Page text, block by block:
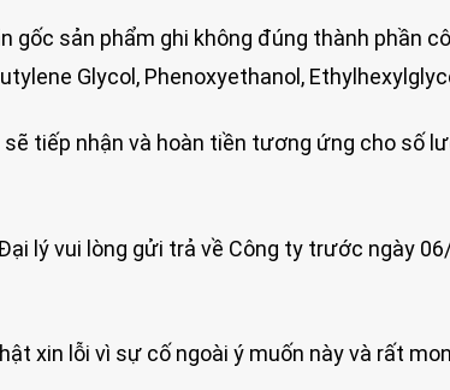
gốc sản phẩm ghi không đúng thành phần
Glycol, Phenoxyethanol,
sẽ tiếp nhận và hoàn tiền tương ứng cho số
lý vui lòng gửi trả về Công ty trước ngày
xin lỗi vì sự cố ngoài ý muốn này và rất